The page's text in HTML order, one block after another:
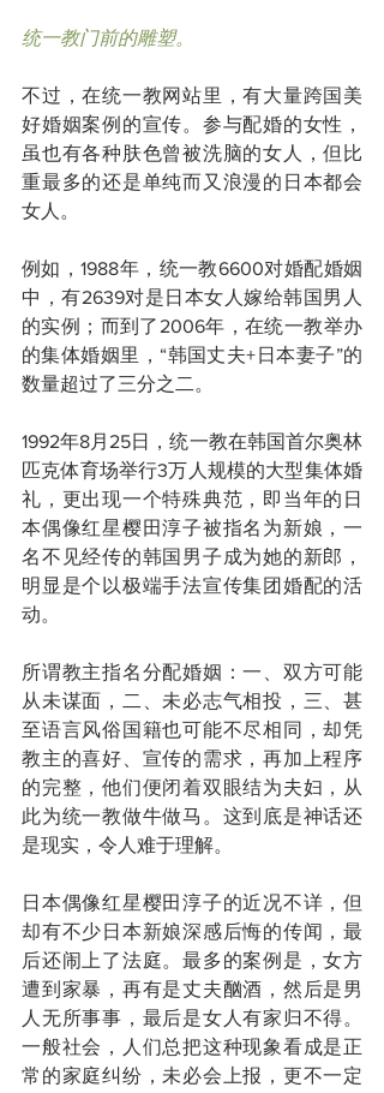
统一教门前的雕塑。
不过，在统一教网站里，有大量跨国美
好婚姻案例的宣传。参与配婚的女性，
虽也有各种肤色曾被洗脑的女人，但比
重最多的还是单纯而又浪漫的日本都会
女人。
例如，1988年，统一教6600对婚配婚姻
中，有2639对是日本女人嫁给韩国男人
的实例；而到了2006年，在统一教举办
的集体婚姻里，“韩国丈夫+日本妻子”的
数量超过了三分之二。
1992年8月25日，统一教在韩国首尔奥林
匹克体育场举行3万人规模的大型集体婚
礼，更出现一个特殊典范，即当年的日
本偶像红星樱田淳子被指名为新娘，一
名不见经传的韩国男子成为她的新郎，
明显是个以极端手法宣传集团婚配的活
动。
所谓教主指名分配婚姻：一、双方可能
从未谋面，二、未必志气相投，三、甚
至语言风俗国籍也可能不尽相同，却凭
教主的喜好、宣传的需求，再加上程序
的完整，他们便闭着双眼结为夫妇，从
此为统一教做牛做马。这到底是神话还
是现实，令人难于理解。
日本偶像红星樱田淳子的近况不详，但
却有不少日本新娘深感后悔的传闻，最
后还闹上了法庭。最多的案例是，女方
遭到家暴，再有是丈夫酗酒，然后是男
人无所事事，最后是女人有家归不得。
一般社会，人们总把这种现象看成是正
常的家庭纠纷，未必会上报，更不一定